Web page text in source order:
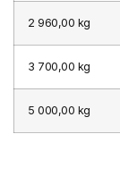
2 960,00 kg
3 700,00 kg
5 000,00 kg